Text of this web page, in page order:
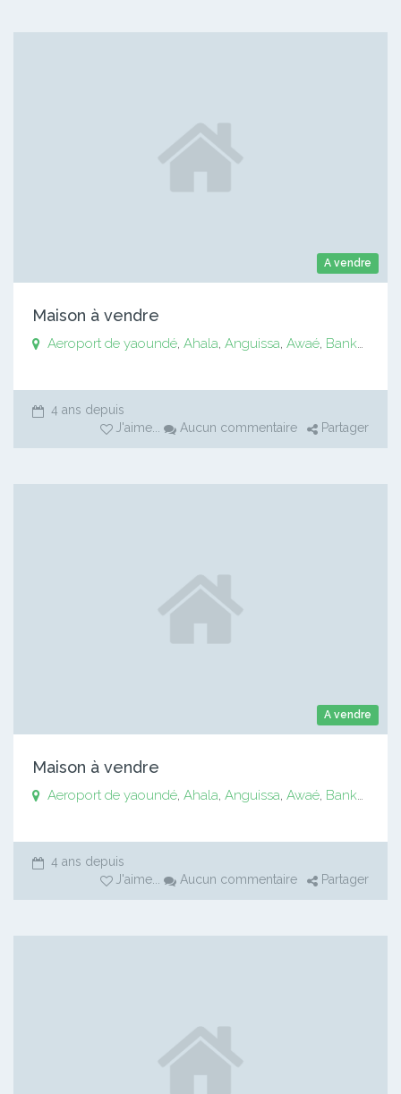
A vendre
Maison à vendre
Aeroport de yaoundé, Ahala, Anguissa, Awaé, Bankomo
4 ans depuis
J'aime... Aucun commentaire Partager
A vendre
Maison à vendre
Aeroport de yaoundé, Ahala, Anguissa, Awaé, Bankomo
4 ans depuis
J'aime ... Aucun commentaire Partager